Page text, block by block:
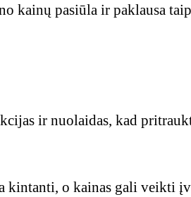
kainų pasiūla ir paklausa
ir nuolaidas, kad
kintanti, o kainas gali veikti